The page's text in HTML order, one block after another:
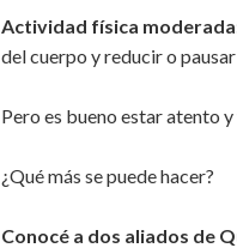
Actividad física
del cuerpo y reducir o
Pero es bueno estar atento
¿Qué más se puede hacer?
Conocé a dos aliados de